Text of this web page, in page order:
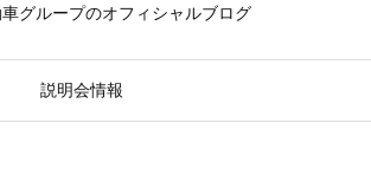
グループのオフィシャルブログ
説明会情報